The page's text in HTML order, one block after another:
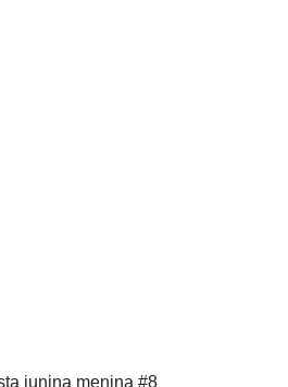
junina menina #8